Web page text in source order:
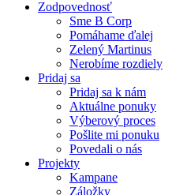
Zodpovednosť
Sme B Corp
Pomáhame ďalej
Zelený Martinus
Nerobíme rozdiely
Pridaj sa
Pridaj sa k nám
Aktuálne ponuky
Výberový proces
Pošlite mi ponuku
Povedali o nás
Projekty
Kampane
Záložky